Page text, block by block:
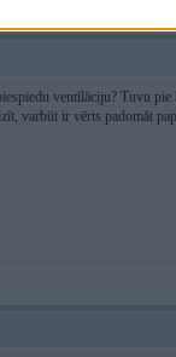
ventilāciju? Tuvu pie
varbūt ir vērts padomāt